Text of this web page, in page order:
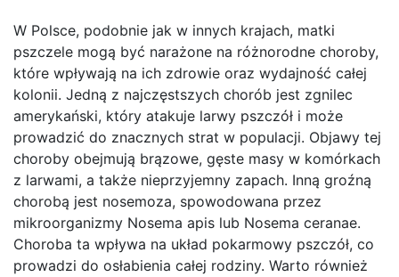
W Polsce, podobnie jak w innych krajach, matki
pszczele mogą być narażone na różnorodne choroby,
które wpływają na ich zdrowie oraz wydajność całej
kolonii. Jedną z najczęstszych chorób jest zgnilec
amerykański, który atakuje larwy pszczół i może
prowadzić do znacznych strat w populacji. Objawy tej
choroby obejmują brązowe, gęste masy w komórkach
z larwami, a także nieprzyjemny zapach. Inną groźną
chorobą jest nosemoza, spowodowana przez
mikroorganizmy Nosema apis lub Nosema ceranae.
Choroba ta wpływa na układ pokarmowy pszczół, co
prowadzi do osłabienia całej rodziny. Warto również